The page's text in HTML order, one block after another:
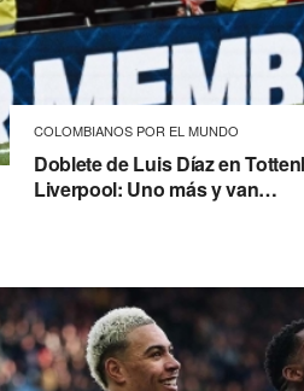
COLOMBIANOS POR EL MUNDO
Doblete de Luis Díaz en
Liverpool: Uno más y van…